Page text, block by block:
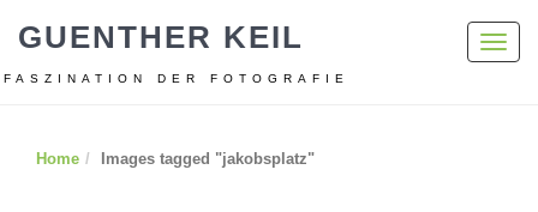
GUENTHER KEIL
FASZINATION DER FOTOGRAFIE
Home Images tagged "jakobsplatz"